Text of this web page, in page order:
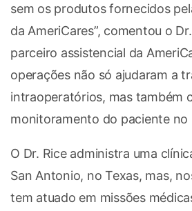
sem os produtos fornecidos
da AmeriCares”, comentou o
parceiro assistencial da
operações não só ajudaram a
intraoperatórios, mas também
monitoramento do paciente no
O Dr. Rice administra uma
San Antonio, no Texas, mas,
tem atuado em missões